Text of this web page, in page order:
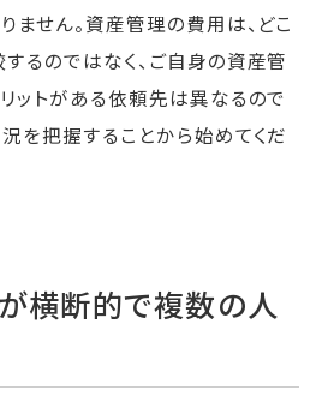
ません。資産管理の費用は、どこ
るのではなく、ご自身の資産管
ットがある依頼先は異なるので
を把握することから始めてくだ
横断的で複数の人